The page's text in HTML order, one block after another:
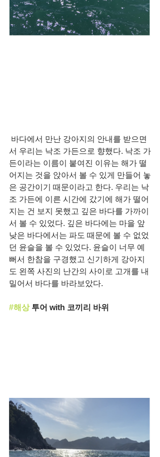
서 우리는 낙조 가든으로 향했다. 낙조 가
든이라는 이름이 붙여진 이유는 해가 떨
어지는 것을 앉아서 볼 수 있게 만들어 놓
은 공간이기 때문이라고 한다. 우리는 낙
조 가든에 이른 시간에 갔기에 해가 떨어
지는 건 보지 못했고 깊은 바다를 가까이
서 볼 수 있었다. 깊은 바다에는 마을 앞
낮은 바다에서는 파도 때문에 볼 수 없었
던 윤슬을 볼 수 있었다. 윤슬이 너무 예
뻐서 한참을 구경했고 신기하게 강아지
도 왼쪽 사진의 난간의 사이로 고개를 내
밀어서 바다를 바라보았다.
#해상 투어 with 코끼리 바위